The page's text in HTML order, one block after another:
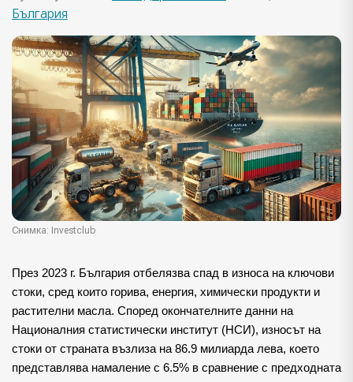
България
Снимка: Investclub
През 2023 г. България отбелязва спад в износа на ключови
стоки, сред които горива, енергия, химически продукти и
растителни масла. Според окончателните данни на
Националния статистически институт (НСИ), износът на
стоки от страната възлиза на 86.9 милиарда лева, което
представлява намаление с 6.5% в сравнение с предходната